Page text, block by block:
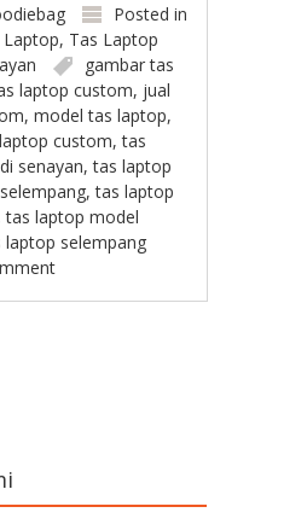
Posted in
Laptop, Tas Laptop
gambar tas
laptop custom, jual
,model tas laptop,
custom,tas
senayan,tas laptop
,tas laptop
tas laptop model
laptop selempang